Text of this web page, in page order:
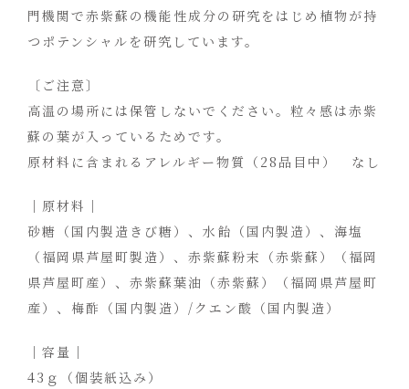
門機関で赤紫蘇の機能性成分の研究をはじめ植物が持
つポテンシャルを研究しています。
〔ご注意〕
高温の場所には保管しないでください。粒々感は赤紫
蘇の葉が入っているためです。
原材料に含まれるアレルギー物質（28品目中） なし
｜原材料｜
砂糖（国内製造きび糖）、水飴（国内製造）、海塩
（福岡県芦屋町製造）、赤紫蘇粉末（赤紫蘇）（福岡
県芦屋町産）、赤紫蘇葉油（赤紫蘇）（福岡県芦屋町
産）、梅酢（国内製造）/クエン酸（国内製造）
｜容量｜
43ｇ（個装紙込み）